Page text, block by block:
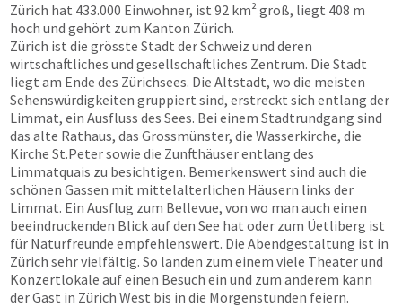
Zürich hat 433.000 Einwohner, ist 92 km² groß, liegt 408 m
hoch und gehört zum Kanton Zürich.
Zürich ist die grösste Stadt der Schweiz und deren
wirtschaftliches und gesellschaftliches Zentrum. Die Stadt
liegt am Ende des Zürichsees. Die Altstadt, wo die meisten
Sehenswürdigkeiten gruppiert sind, erstreckt sich entlang der
Limmat, ein Ausfluss des Sees. Bei einem Stadtrundgang sind
das alte Rathaus, das Grossmünster, die Wasserkirche, die
Kirche St.Peter sowie die Zunfthäuser entlang des
Limmatquais zu besichtigen. Bemerkenswert sind auch die
schönen Gassen mit mittelalterlichen Häusern links der
Limmat. Ein Ausflug zum Bellevue, von wo man auch einen
beeindruckenden Blick auf den See hat oder zum Üetliberg ist
für Naturfreunde empfehlenswert. Die Abendgestaltung ist in
Zürich sehr vielfältig. So landen zum einem viele Theater und
Konzertlokale auf einen Besuch ein und zum anderem kann
der Gast in Zürich West bis in die Morgenstunden feiern.